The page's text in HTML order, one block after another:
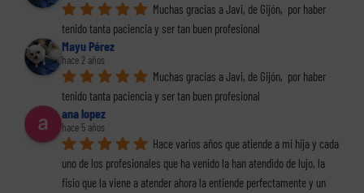
Muchas gracias a Javi, de Gijón,  por haber
tenido tanta paciencia y ser tan buen profesional
Mayu Pérez
hace 2 años
Muchas gracias a Javi, de Gijón,  por haber
tenido tanta paciencia y ser tan buen profesional
ana lopez
hace 5 años
Hace varios años que atiende a mi hija y cada
uno de los profesionales que ha venido la han atendido de lujo, la
fisio que la viene a atender ahora la entiende perfectamente y un